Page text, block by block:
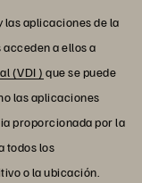
las aplicaciones de la
a ellos a
(VDI ) que se puede
las aplicaciones
proporcionada por la
todos los
o la ubicación.